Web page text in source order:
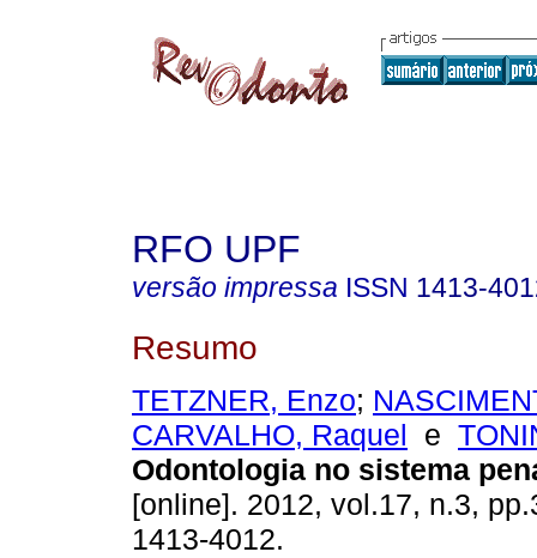
RFO UPF
versão impressa ISSN 1413-
Resumo
TETZNER, Enzo;
CARVALHO, Raquel e
Odontologia no sistema
[online]. 2012, vol.17, n.3,
1413-4012.